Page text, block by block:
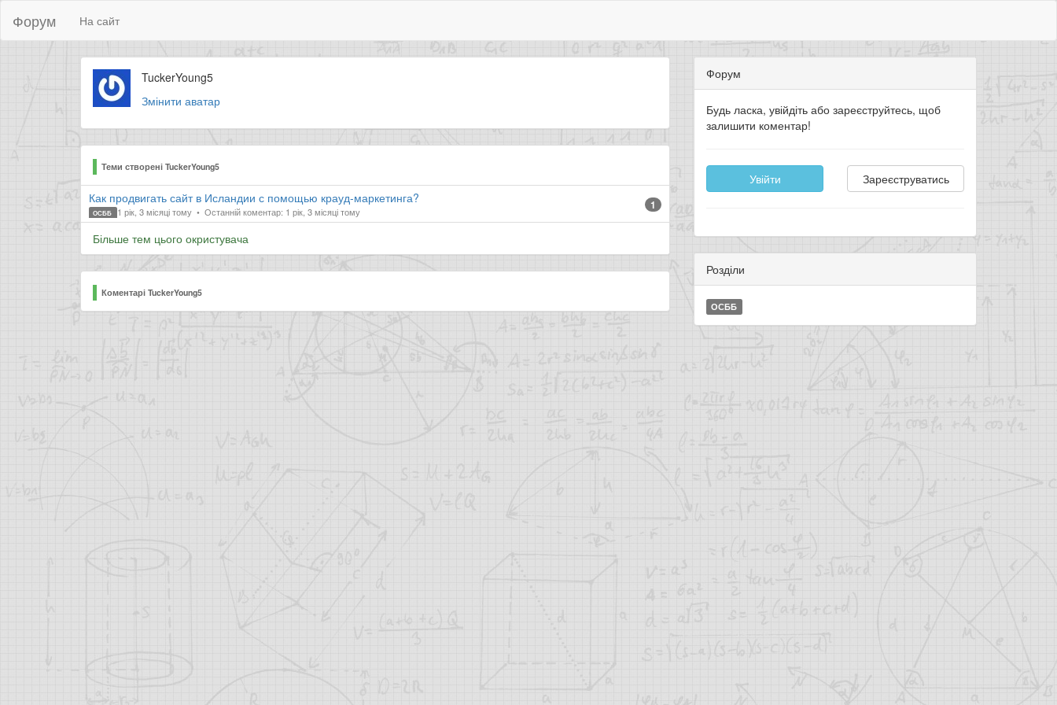
Форум На сайт
TuckerYoung5
Змінити аватар
Теми створені TuckerYoung5
Как продвигать сайт в Исландии с помощью крауд-маркетинга?
ОСББ 1 рік, 3 місяці тому Останній коментар: 1 рік, 3 місяці тому 1
Більше тем цього окристувача
Коментарі TuckerYoung5
Форум
Будь ласка, увійдіть або зареєструйтесь, щоб
залишити коментар!
Увійти Зареєструватись
Розділи
ОСББ